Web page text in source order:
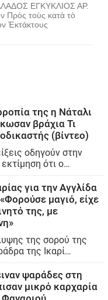
ΕΓΚΥΚΛΙΟΣ ΑΡ.
Πρὸς τοὺς κατὰ τὸ
Ἐκτάκτους